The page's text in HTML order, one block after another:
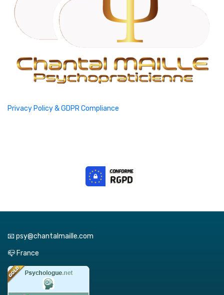
Privacy Policy & GDPR Compliance
📧 psy@chantalmaille.com
📪 France